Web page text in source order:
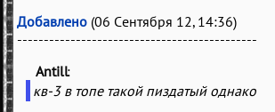
Добавлено (06 Сентября 12, 14:36)
---------------------------------------------
Antill
кв-3 в топе такой пиздатый однако